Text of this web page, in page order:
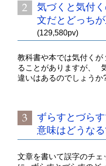
気づくと気付
文だとどっち
(129,580pv)
教科書や本では気付くが
ることがありますが、
違いはあるのでしょう
ずらすとづら
意味はどうな
文章を書いて誤字のチェ